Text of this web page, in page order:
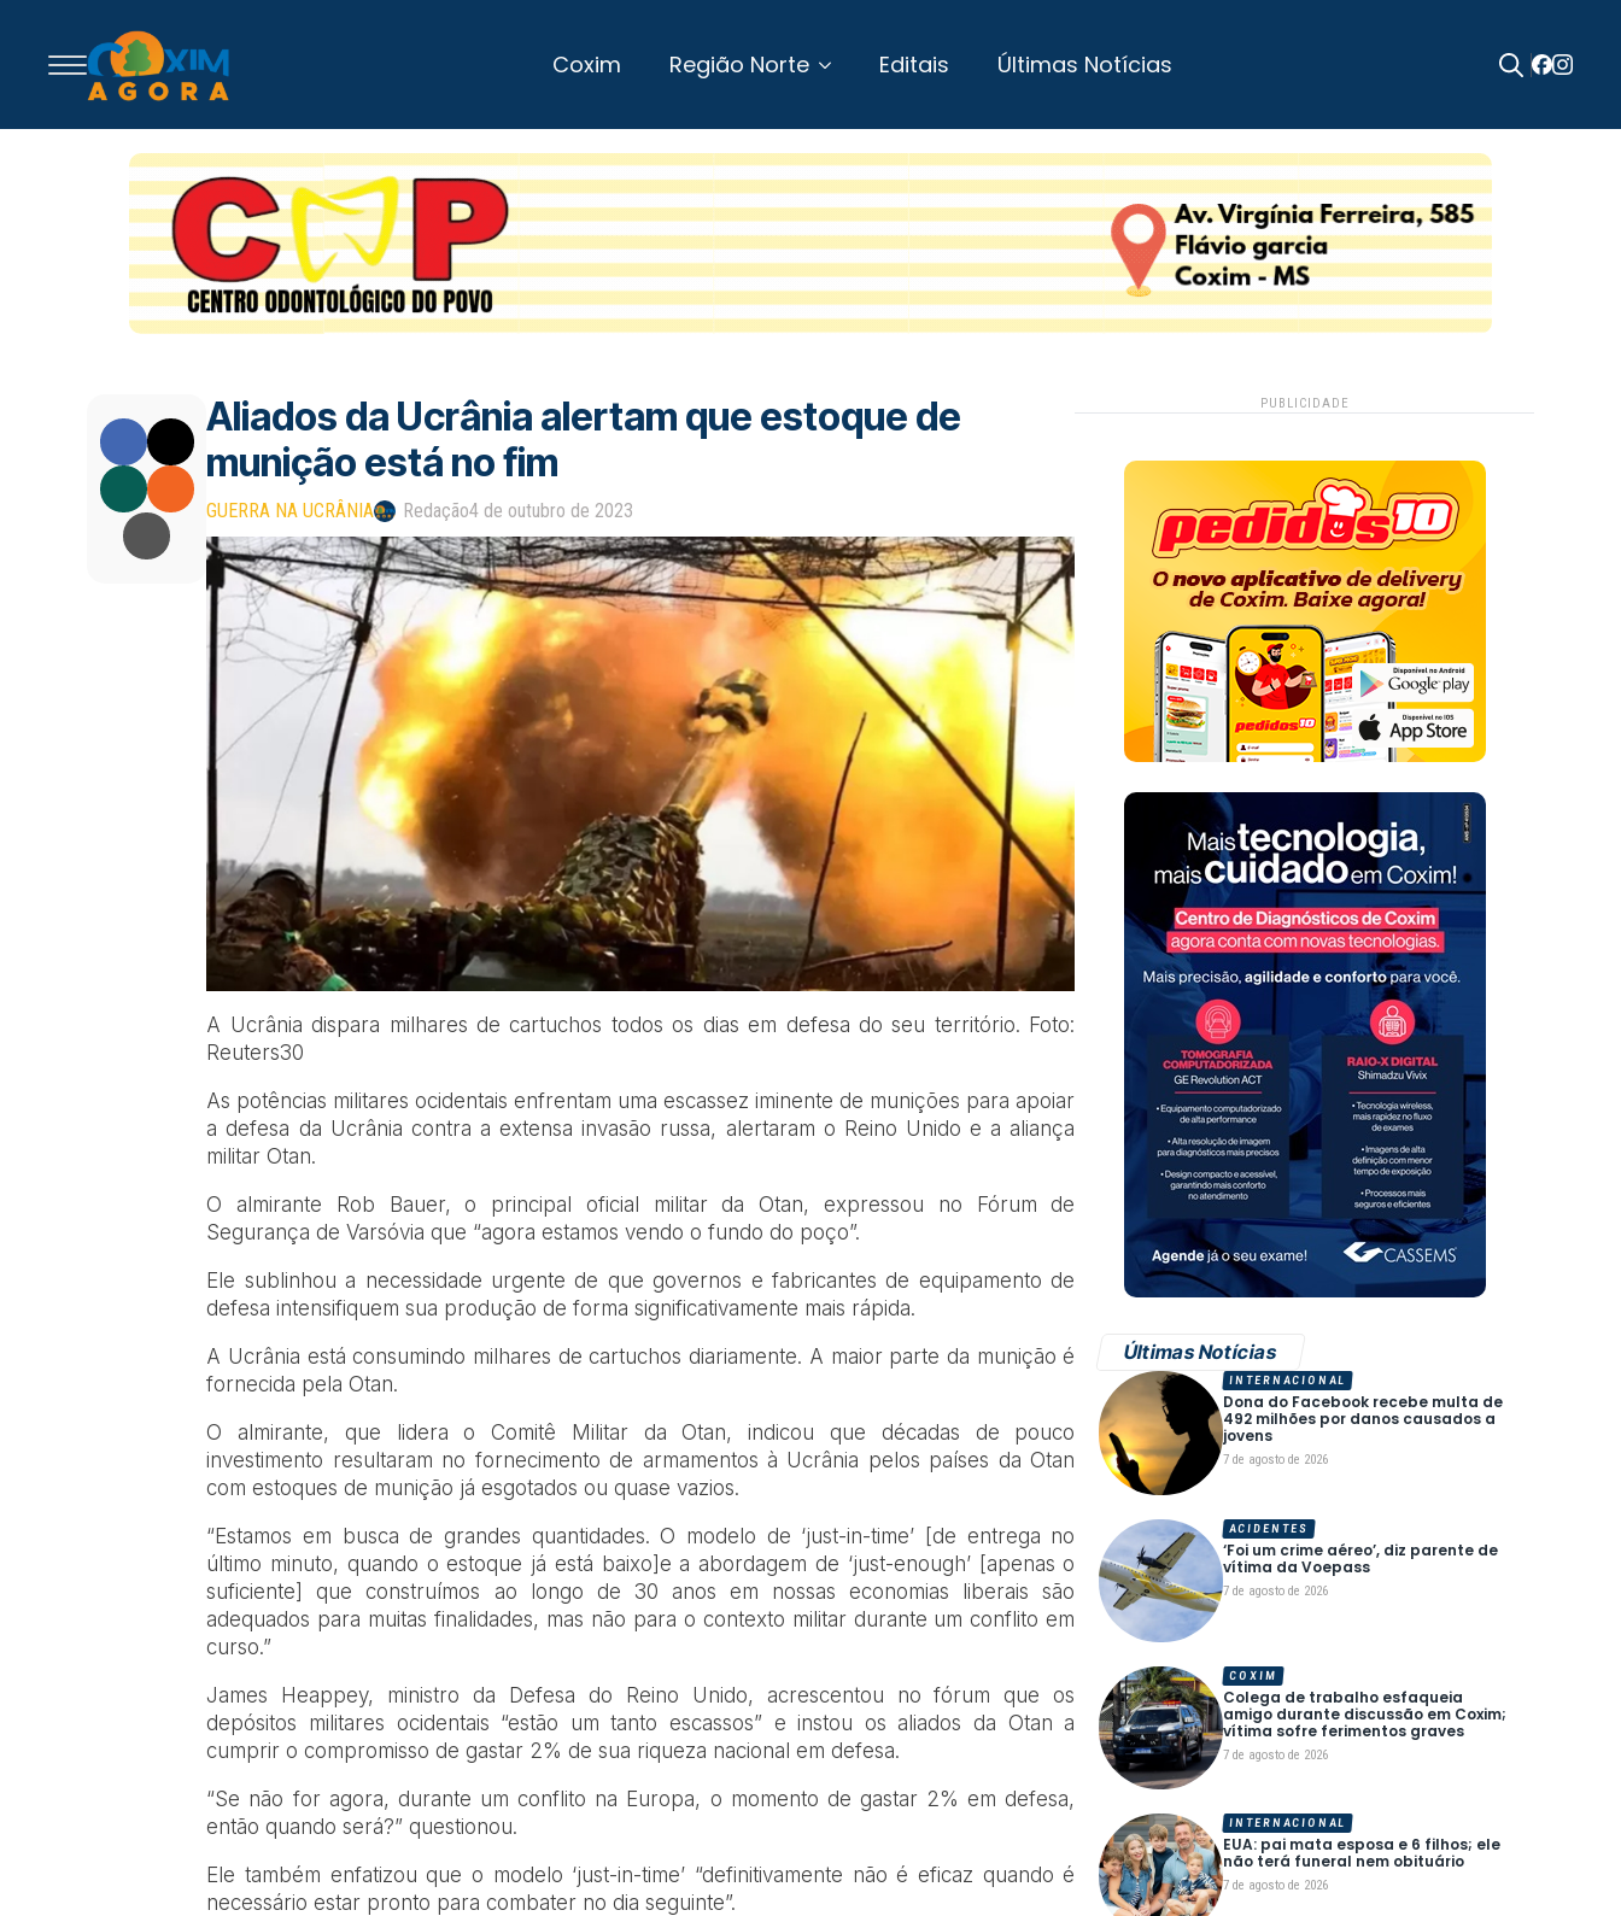
Coxim Região Norte Editais Últimas Notícias
Aliados da Ucrânia alertam que estoque de
munição está no fim
GUERRA NA UCRÂNIA Redação4 de outubro de 2023
A Ucrânia dispara milhares de cartuchos todos os dias em defesa do seu território. Foto:
Reuters30
As potências militares ocidentais enfrentam uma escassez iminente de munições para apoiar
a defesa da Ucrânia contra a extensa invasão russa, alertaram o Reino Unido e a aliança
militar Otan.
O almirante Rob Bauer, o principal oficial militar da Otan, expressou no Fórum de
Segurança de Varsóvia que “agora estamos vendo o fundo do poço”.
Ele sublinhou a necessidade urgente de que governos e fabricantes de equipamento de
defesa intensifiquem sua produção de forma significativamente mais rápida.
A Ucrânia está consumindo milhares de cartuchos diariamente. A maior parte da munição é
fornecida pela Otan.
O almirante, que lidera o Comitê Militar da Otan, indicou que décadas de pouco
investimento resultaram no fornecimento de armamentos à Ucrânia pelos países da Otan
com estoques de munição já esgotados ou quase vazios.
“Estamos em busca de grandes quantidades. O modelo de ‘just-in-time’ [de entrega no
último minuto, quando o estoque já está baixo]e a abordagem de ‘just-enough’ [apenas o
suficiente] que construímos ao longo de 30 anos em nossas economias liberais são
adequados para muitas finalidades, mas não para o contexto militar durante um conflito em
curso.”
James Heappey, ministro da Defesa do Reino Unido, acrescentou no fórum que os
depósitos militares ocidentais “estão um tanto escassos” e instou os aliados da Otan a
cumprir o compromisso de gastar 2% de sua riqueza nacional em defesa.
“Se não for agora, durante um conflito na Europa, o momento de gastar 2% em defesa,
então quando será?” questionou.
Ele também enfatizou que o modelo ‘just-in-time’ “definitivamente não é eficaz quando é
necessário estar pronto para combater no dia seguinte”.
PUBLICIDADE
Últimas Notícias
Dona do Facebook recebe multa de
492 milhões por danos causados a
jovens
7 de agosto de 2026
INTERNACIONAL
‘Foi um crime aéreo’, diz parente de
vítima da Voepass
7 de agosto de 2026
ACIDENTES
Colega de trabalho esfaqueia
amigo durante discussão em Coxim;
vítima sofre ferimentos graves
7 de agosto de 2026
COXIM
EUA: pai mata esposa e 6 filhos; ele
não terá funeral nem obituário
7 de agosto de 2026
INTERNACIONAL